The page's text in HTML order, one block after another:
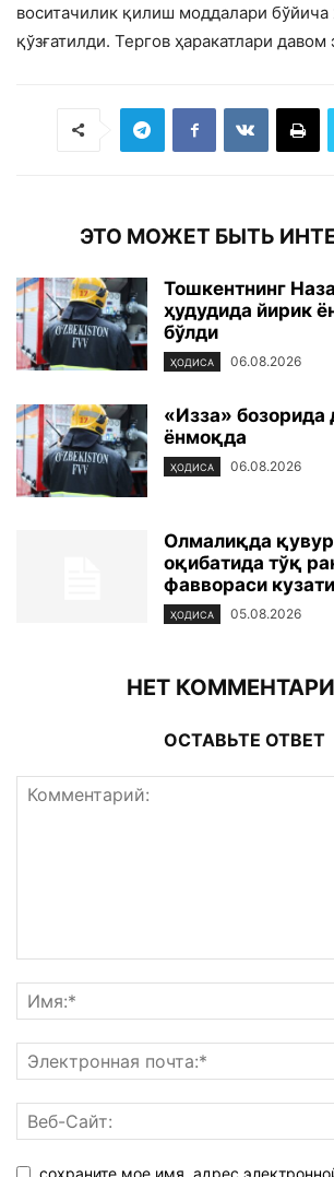
воситачилик қилиш моддалари
қўзғатилди. Тергов ҳаракатлари давом
ЭТО МОЖЕТ БЫТЬ
Тошкентнинг
ҳудудида йирик
бўлди
ҲОДИСА 06.08.2026
«Изза» бозорида
ёнмоқда
ҲОДИСА 06.08.2026
Олмалиқда
оқибатида тўқ
фаввораси
ҲОДИСА 05.08.2026
НЕТ
ОСТАВЬТЕ ОТВЕТ
сохраните мое имя, адрес